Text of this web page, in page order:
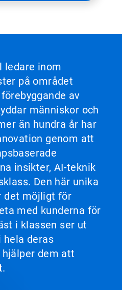
ledare inom
på området
av
människor och
än hundra år har
genom att
insikter, AI-teknik
Den här unika
det möjligt för
med kunderna för
i klassen ser ut
hela deras
dem att